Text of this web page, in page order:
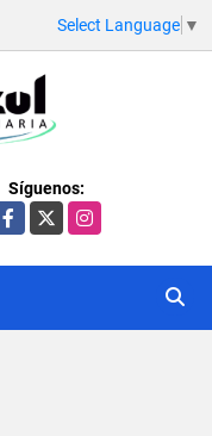
Select Language ▼
Síguenos:
Facebook
X Instagram